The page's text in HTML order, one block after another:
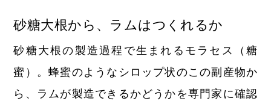
砂糖大根から、ラムはつくれるか
砂糖大根の製造過程で生まれるモラセス（糖
蜜）。蜂蜜のようなシロップ状のこの副産物か
ら、ラムが製造できるかどうかを専門家に確認